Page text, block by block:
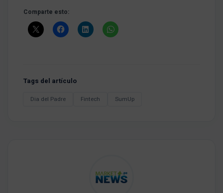
Comparte esto:
Tags del artículo
Dia del Padre Fintech SumUp